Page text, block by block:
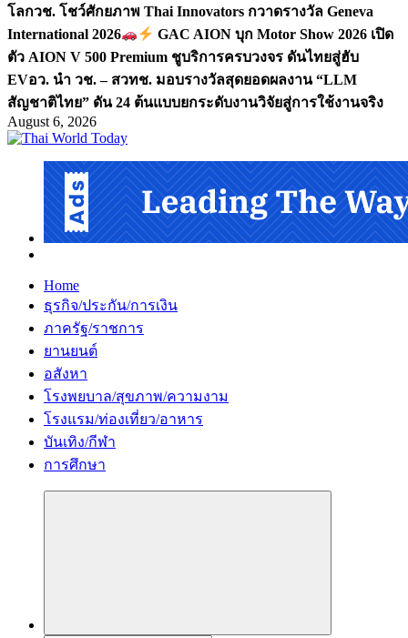
โลกวช. โชว์ศักยภาพ Thai Innovators กวาดรางวัล Geneva
International 2026
GAC AION บุก Motor Show 2026 เปิด
ตัว AION V 500 Premium ชูบริการครบวงจร ดันไทยสู่ฮับ
EVอว. นำ วช. – สวทช. มอบรางวัลสุดยอดผลงาน “LLM
สัญชาติไทย” ดัน 24 ต้นแบบยกระดับงานวิจัยสู่การใช้งานจริง
August 6, 2026
Home
ธุรกิจ/ประกัน/การเงิน
ภาครัฐ/ราชการ
ยานยนต์
อสังหา
โรงพยบาล/สุขภาพ/ความงาม
โรงแรม/ท่องเที่ยว/อาหาร
บันเทิง/กีฬา
การศึกษา